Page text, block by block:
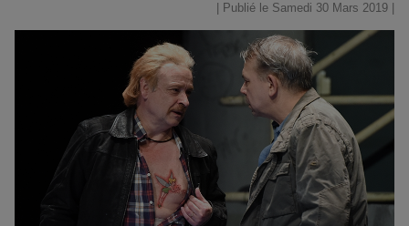
| Publié le Samedi 30 Mars 2019 |